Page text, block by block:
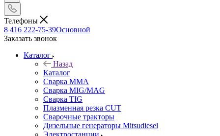
Телефоны
8 416 222-75-39Основной
Заказать звонок
Каталог
Назад
Каталог
Сварка MMA
Сварка MIG/MAG
Сварка TIG
Плазменная резка CUT
Сварочные тракторы
Дизельные генераторы Mitsudiesel
Электростанции